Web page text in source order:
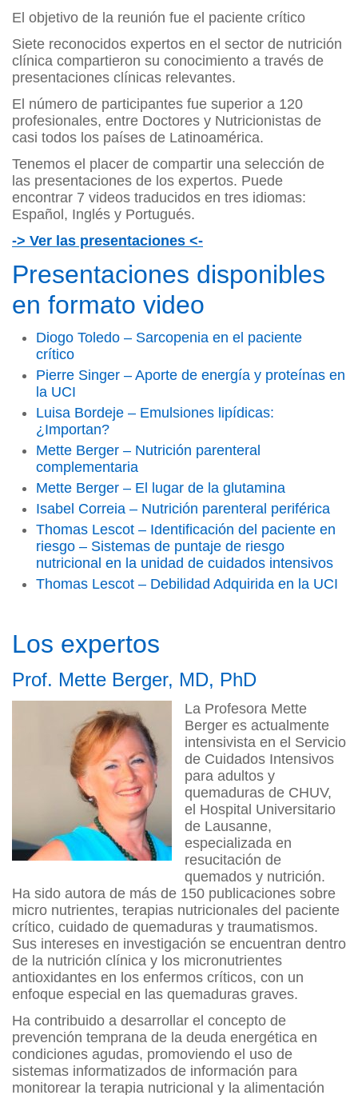
El objetivo de la reunión fue el paciente crítico
Siete reconocidos expertos en el sector de nutrición
clínica compartieron su conocimiento a través de
presentaciones clínicas relevantes.
El número de participantes fue superior a 120
profesionales, entre Doctores y Nutricionistas de
casi todos los países de Latinoamérica.
Tenemos el placer de compartir una selección de
las presentaciones de los expertos. Puede
encontrar 7 videos traducidos en tres idiomas:
Español, Inglés y Portugués.
-> Ver las presentaciones <-
Presentaciones disponibles
en formato video
Diogo Toledo – Sarcopenia en el paciente
crítico
Pierre Singer – Aporte de energía y proteínas en
la UCI
Luisa Bordeje – Emulsiones lipídicas:
¿Importan?
Mette Berger – Nutrición parenteral
complementaria
Mette Berger – El lugar de la glutamina
Isabel Correia – Nutrición parenteral periférica
Thomas Lescot – Identificación del paciente en
riesgo – Sistemas de puntaje de riesgo
nutricional en la unidad de cuidados intensivos
Thomas Lescot – Debilidad Adquirida en la UCI
Los expertos
Prof. Mette Berger, MD, PhD
La Profesora Mette
Berger es actualmente
intensivista en el Servicio
de Cuidados Intensivos
para adultos y
quemaduras de CHUV,
el Hospital Universitario
de Lausanne,
especializada en
resucitación de
quemados y nutrición.
Ha sido autora de más de 150 publicaciones sobre
micro nutrientes, terapias nutricionales del paciente
crítico, cuidado de quemaduras y traumatismos.
Sus intereses en investigación se encuentran dentro
de la nutrición clínica y los micronutrientes
antioxidantes en los enfermos críticos, con un
enfoque especial en las quemaduras graves.
Ha contribuido a desarrollar el concepto de
prevención temprana de la deuda energética en
condiciones agudas, promoviendo el uso de
sistemas informatizados de información para
monitorear la terapia nutricional y la alimentación